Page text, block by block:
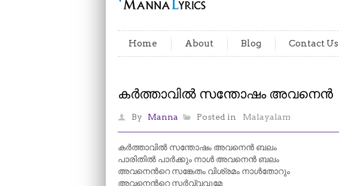
Home About Blog Contact Us
കർത്താവിൽ സന്തോഷം അവനെൻ
By Manna Posted in Malayalam
കർത്താവിൽ സന്തോഷം അവനെൻ ബലം
പാരിതിൽ പാർക്കും നാൾ അവനെൻ ബലം
അവനെന്‍റെ സങ്കേതം വിശ്രമം നാൾതോറും
അവനെന്‍റെ സർവ്വവുമേ